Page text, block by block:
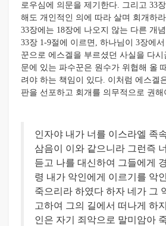
로우심에 의문을 제기한다. 그리고 33
해도 개인적인 의에 따라 살며 회개하
33장에는 18장에 나오지 않는 다른 개
33장 1-9절에 이르면, 하나님이 3장에
꾼으로 에스겔을 부르셨던 사실을 다시
문에 있는 파수꾼은 원수가 위협해 올
려야 하는 책임이 있다. 이처럼 에스겔
판을 선포하고 회개를 의무적으로 권
인자야 내가 너를 이스라엘 족
삼음이 이와 같으니라 그런즉
듣고 나를 대신하여 그들에게
령 내가 악인에게 이르기를 악
죽으리라 하였다 하자 네가 그
고하여 그의 길에서 떠나게 하
인은 자기 죄악으로 말미암아